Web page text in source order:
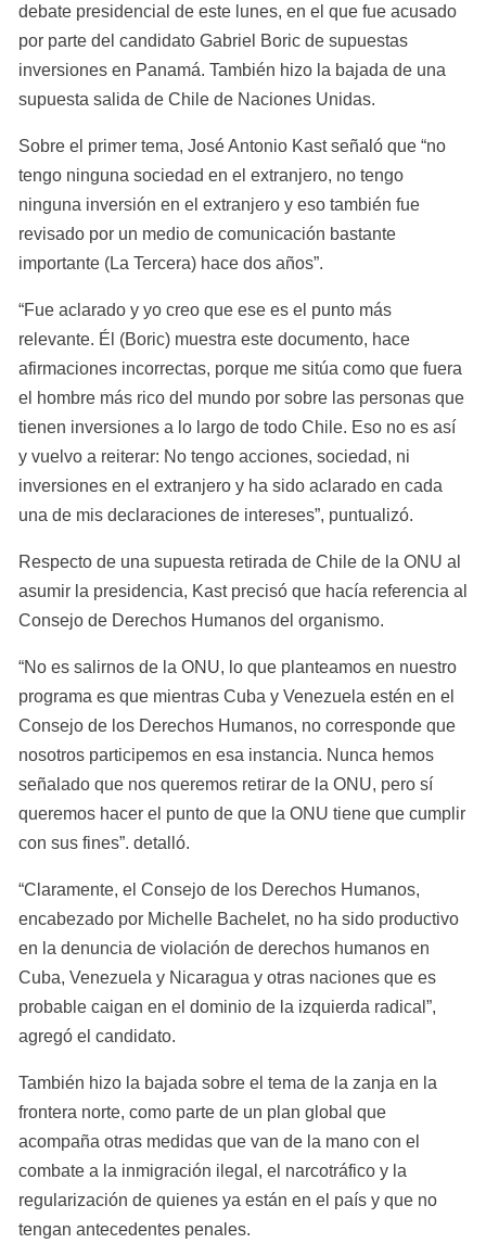
debate presidencial de este lunes, en el que fue acusado
por parte del candidato Gabriel Boric de supuestas
inversiones en Panamá. También hizo la bajada de una
supuesta salida de Chile de Naciones Unidas.
Sobre el primer tema, José Antonio Kast señaló que “no
tengo ninguna sociedad en el extranjero, no tengo
ninguna inversión en el extranjero y eso también fue
revisado por un medio de comunicación bastante
importante (La Tercera) hace dos años”.
“Fue aclarado y yo creo que ese es el punto más
relevante. Él (Boric) muestra este documento, hace
afirmaciones incorrectas, porque me sitúa como que fuera
el hombre más rico del mundo por sobre las personas que
tienen inversiones a lo largo de todo Chile. Eso no es así
y vuelvo a reiterar: No tengo acciones, sociedad, ni
inversiones en el extranjero y ha sido aclarado en cada
una de mis declaraciones de intereses”, puntualizó.
Respecto de una supuesta retirada de Chile de la ONU al
asumir la presidencia, Kast precisó que hacía referencia al
Consejo de Derechos Humanos del organismo.
“No es salirnos de la ONU, lo que planteamos en nuestro
programa es que mientras Cuba y Venezuela estén en el
Consejo de los Derechos Humanos, no corresponde que
nosotros participemos en esa instancia. Nunca hemos
señalado que nos queremos retirar de la ONU, pero sí
queremos hacer el punto de que la ONU tiene que cumplir
con sus fines”. detalló.
“Claramente, el Consejo de los Derechos Humanos,
encabezado por Michelle Bachelet, no ha sido productivo
en la denuncia de violación de derechos humanos en
Cuba, Venezuela y Nicaragua y otras naciones que es
probable caigan en el dominio de la izquierda radical”,
agregó el candidato.
También hizo la bajada sobre el tema de la zanja en la
frontera norte, como parte de un plan global que
acompaña otras medidas que van de la mano con el
combate a la inmigración ilegal, el narcotráfico y la
regularización de quienes ya están en el país y que no
tengan antecedentes penales.